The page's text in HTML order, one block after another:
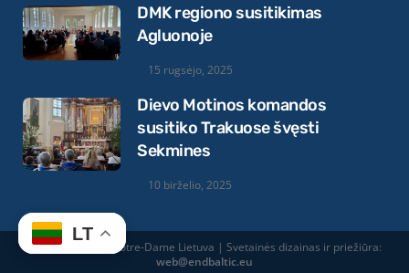
DMK regiono susitikimas
Agluonoje
15 rugsėjo, 2025
Dievo Motinos komandos
susitiko Trakuose švęsti
Sekmines
10 birželio, 2025
© 2026 Equipes Notre-Dame Lietuva | Svetainės dizainas ir priežiūra:
web@endbaltic.eu
LT